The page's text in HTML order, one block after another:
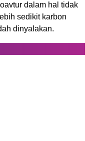
dalam hal tidak
sedikit karbon
dinyalakan.